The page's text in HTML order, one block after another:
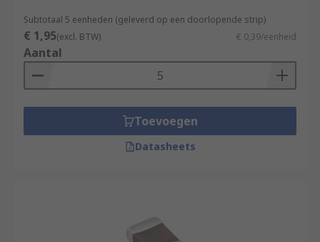
Subtotaal 5 eenheden (geleverd op een doorlopende strip)
€ 1,95(excl. BTW) € 0,39/eenheid
Aantal
Toevoegen
Datasheets